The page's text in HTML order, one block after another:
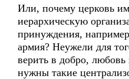
Или, почему церковь
иерархическую
принуждения,
армия? Неужели для
верить в добро, любовь
нужны такие